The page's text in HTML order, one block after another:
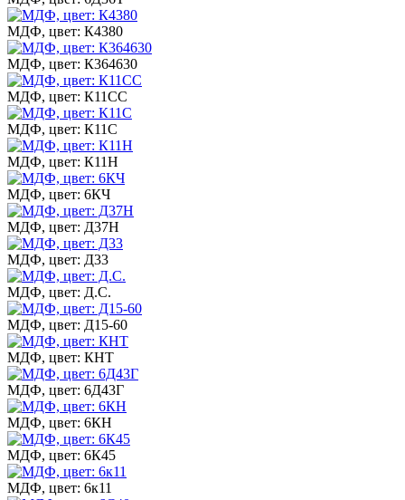
МДФ, цвет: К4380
МДФ, цвет: К364630
МДФ, цвет: К11СС
МДФ, цвет: К11С
МДФ, цвет: К11Н
МДФ, цвет: 6КЧ
МДФ, цвет: Д37Н
МДФ, цвет: Д33
МДФ, цвет: Д.С.
МДФ, цвет: Д15-60
МДФ, цвет: КНТ
МДФ, цвет: 6Д43Г
МДФ, цвет: 6КН
МДФ, цвет: 6К45
МДФ, цвет: 6к11